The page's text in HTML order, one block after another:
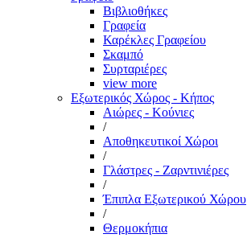
Βιβλιοθήκες
Γραφεία
Καρέκλες Γραφείου
Σκαμπό
Συρταριέρες
view more
Εξωτερικός Χώρος - Κήπος
Αιώρες - Κούνιες
/
Αποθηκευτικοί Χώροι
/
Γλάστρες - Ζαρντινιέρες
/
Έπιπλα Εξωτερικού Χώρου
/
Θερμοκήπια